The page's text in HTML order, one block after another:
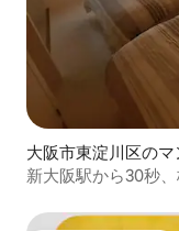
大阪市東淀川区の
新大阪駅から30秒
1003